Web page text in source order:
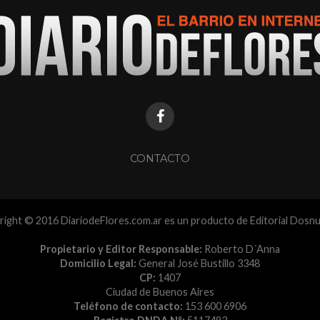
CONTACTO
© 2016 DiariodeFlores.com.ar es un producto de Editorial
Propietario y Editor Responsable: Roberto D´Anna
Domicilio Legal: General José Bustillo 3348
CP: 1407
Ciudad de Buenos Aires
Teléfono de contacto: 153 600 6906